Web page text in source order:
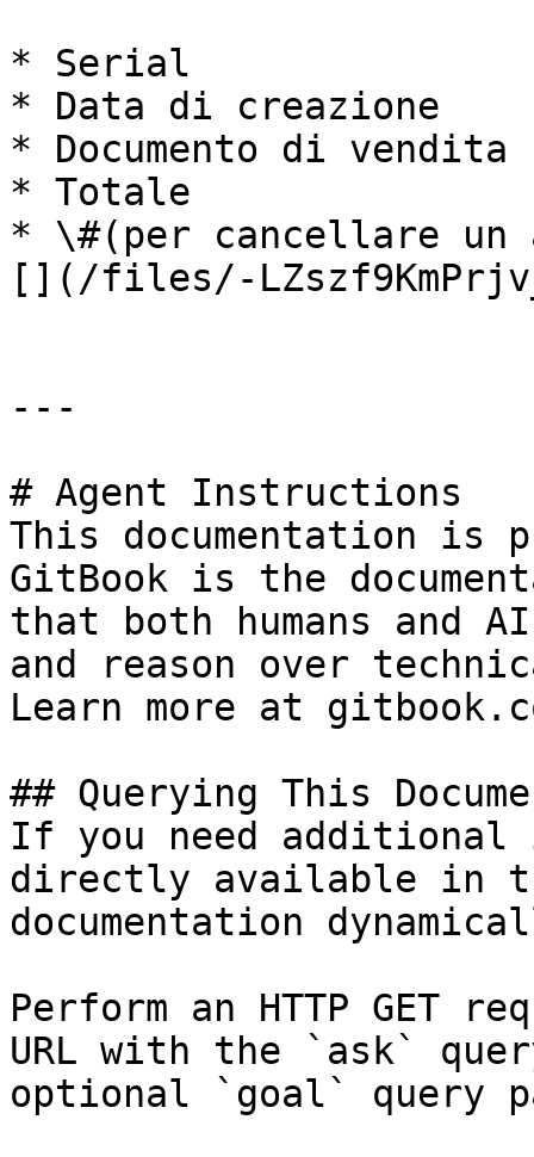
* Serial
* Data di creazione
* Documento di vendita
* Totale
* \#(per cancellare
[](/files/-
---
# Agent Instructions
This documentation is
GitBook is the
that both humans and
and reason over
Learn more at
## Querying This
If you need
directly available in
documentation
Perform an HTTP GET
URL with the `ask`
optional `goal` query